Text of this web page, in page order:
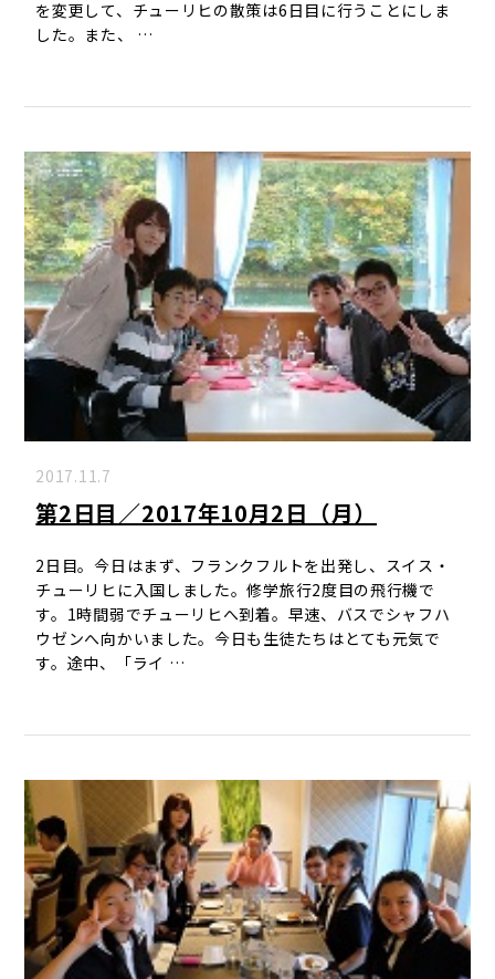
を変更して、チューリヒの散策は6日目に行うことにしま
した。また、 …
2017.11.7
第2日目／2017年10月2日（月）
2日目。今日はまず、フランクフルトを出発し、スイス・
チューリヒに入国しました。修学旅行2度目の飛行機で
す。1時間弱でチューリヒへ到着。早速、バスでシャフハ
ウゼンへ向かいました。今日も生徒たちはとても元気で
す。途中、「ライ …